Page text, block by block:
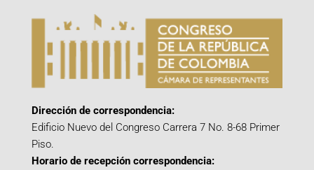
Dirección de correspondencia:
Edificio Nuevo del Congreso Carrera 7 No. 8-68 Primer
Piso.
Horario de recepción correspondencia: